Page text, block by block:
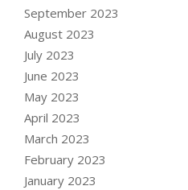
September 2023
August 2023
July 2023
June 2023
May 2023
April 2023
March 2023
February 2023
January 2023